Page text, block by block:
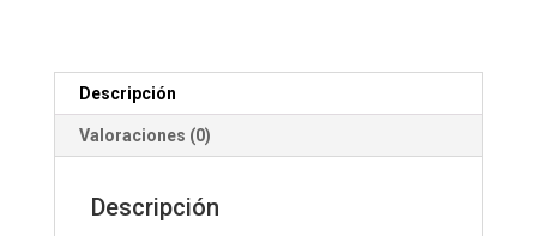
Descripción
Valoraciones (0)
Descripción